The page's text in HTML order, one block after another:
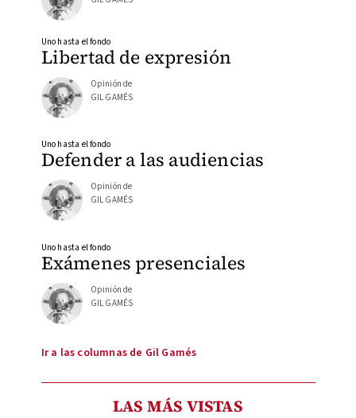
Libertad de expresión
Uno hasta el fondo
Opinión de
GIL GAMÉS
Defender a las audiencias
Uno hasta el fondo
Opinión de
GIL GAMÉS
Exámenes presenciales
Uno hasta el fondo
Opinión de
GIL GAMÉS
Ir a las columnas de Gil Gamés
LAS MÁS VISTAS